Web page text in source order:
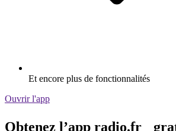
Et encore plus de fonctionnalités
Ouvrir l'app
Obtenez l’app radio.fr